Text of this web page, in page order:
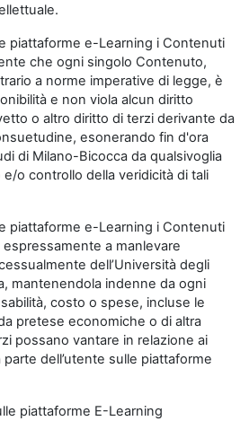
piattaforme e-Learning i Contenuti
che ogni singolo Contenuto,
a norme imperative di legge, è
e non viola alcun diritto
o altro diritto di terzi derivante da
esonerando fin d'ora
di Milano-Bicocca da qualsivoglia
o controllo della veridicità di tali
piattaforme e-Learning i Contenuti
a manlevare
dell’Università degli
mantenendola indenne da ogni
costo o spese, incluse le
pretese economiche o di altra
possano vantare in relazione ai
dell’utente sulle piattaforme
piattaforme E-Learning